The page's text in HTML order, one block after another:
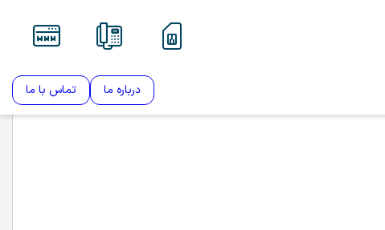
درباره ما تماس با ما